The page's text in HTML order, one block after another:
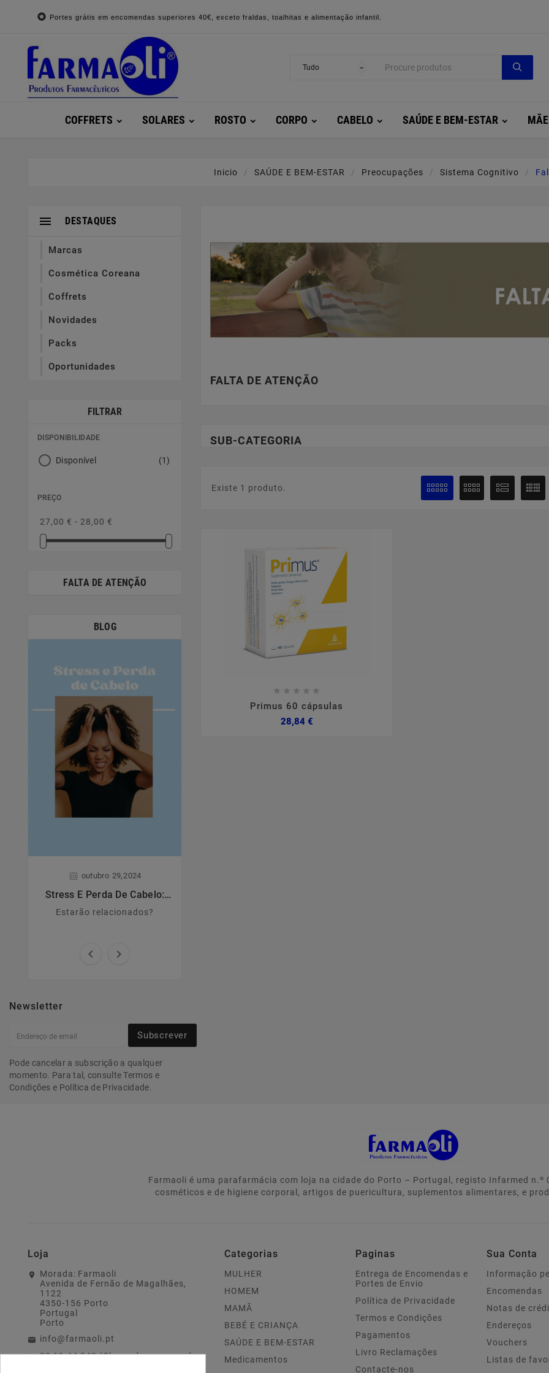
 Portes grátis em encomendas superiores 40€, exceto fraldas, toalhitas e alimentação infantil.
COFFRETS SOLARES ROSTO CORPO CABELO SAÚDE E BEM-ESTAR
Inicio SAÚDE E BEM-ESTAR Preocupações Sistema Cognitivo
DESTAQUES

Marcas
Cosmética Coreana
Coffrets
Novidades
Packs
Oportunidades
FILTRAR
DISPONIBILIDADE
Disponível (1)
PREÇO
27,00 € - 28,00 €
FALTA DE ATENÇÃO
BLOG
outubro 29, 2024
Stress E Perda De Cabelo:
Estarão relacionados?
 
FALTA DE ATENÇÃO
SUB-CATEGORIA
Existe 1 produto.
    
Primus 60 cápsulas
28,84 €Preço
Newsletter
Subscrever
Pode cancelar a subscrição a qualquer
momento. Para tal, consulte Termos e
Condições e Política de Privacidade.
Farmaoli é uma parafarmácia com loja na cidade do Porto – Portugal, registo Infarmed n.º
cosméticos e de higiene corporal, artigos de puericultura, suplementos alimentares, e
Loja
Morada: Farmaoli
Avenida de Fernão de Magalhães,
1122
4350-156 Porto
Portugal
Porto
info@farmaoli.pt
22 11 44 343 (Chamada para a rede
Categorias
MULHER
HOMEM
MAMÃ
BEBÉ E CRIANÇA
SAÚDE E BEM-ESTAR
Medicamentos
Paginas
Entrega de Encomendas e
Portes de Envio
Política de Privacidade
Termos e Condições
Pagamentos
Livro Reclamações
Contacte-nos
Sua Conta
Informação
Encomendas
Notas de
Endereços
Vouchers
Listas de